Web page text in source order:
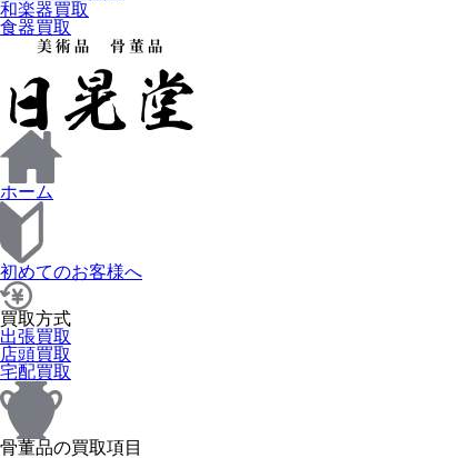
和楽器買取
食器買取
ホーム
初めてのお客様へ
買取方式
出張買取
店頭買取
宅配買取
骨董品の買取項目